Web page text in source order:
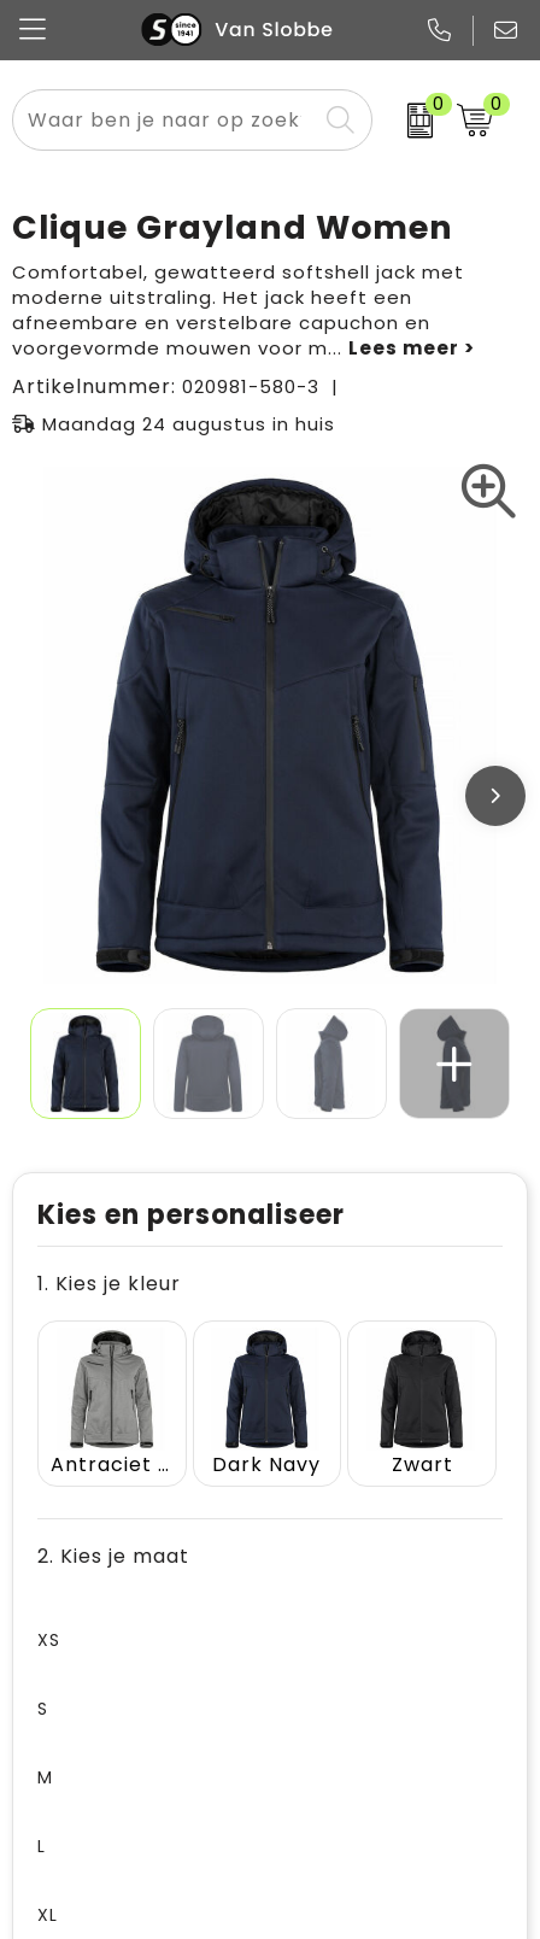
0 0
Alle categorieën
Snoep
Promo
Pennen
Notitieboekjes
Papier
Flessen
Glazen en karaffen
Merken
Meest gekozen
Sportkleding
Overig textiel
Boodschappen- en draagtassen
Sport & vrije tijd
Rugzakken
Clique Grayland Women
Comfortabel, gewatteerd softshell jack met
moderne uitstraling. Het jack heeft een
afneembare en verstelbare capuchon en
voorgevormde mouwen voor m...
Artikelnummer: 020981-580-3
Maandag 24 augustus in huis
Kies en personaliseer
1. Kies je kleur
Antraciet Melange Dark Navy Zwart
2. Kies je maat
XS
S
M
L
XL